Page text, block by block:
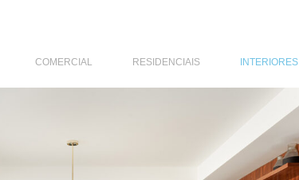
COMERCIAL RESIDENCIAIS INTERIORES